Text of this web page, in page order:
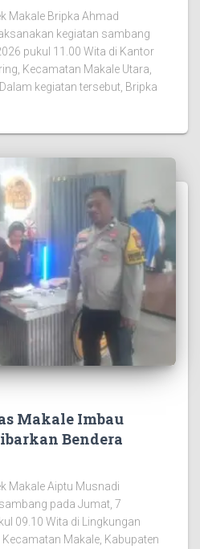
Makale Bripka Ahmad
kegiatan sambang
pukul 11.00 Wita di Kantor
Kecamatan Makale Utara,
kegiatan tersebut, Bripka
Makale Imbau
Bendera
Makale Aiptu Musnadi
pada Jumat, 7
09.10 Wita di Lingkungan
Makale, Kabupaten